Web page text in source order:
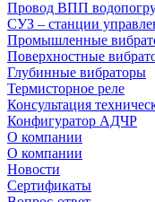
Провод ВПП
СУЗ – станции
Промышленные
Поверхностные
Глубинные вибраторы
Термисторное реле
Консультация
Конфигуратор АДЧР
О компании
О компании
Новости
Сертификаты